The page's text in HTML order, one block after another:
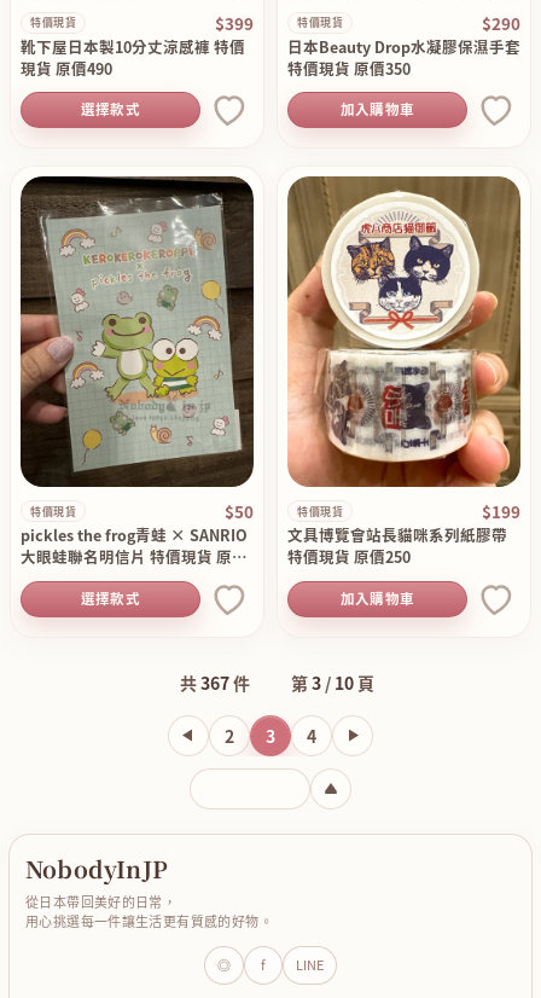
特價現貨 $399
靴下屋日本製10分丈涼感褲 特價
現貨 原價490
選擇款式
特價現貨 $290
日本Beauty Drop水凝膠保濕手套
特價現貨 原價350
加入購物車
特價現貨 $50
pickles the frog青蛙 × SANRIO
大眼蛙聯名明信片 特價現貨 原價
80
選擇款式
特價現貨 $199
文具博覽會站長貓咪系列紙膠帶
特價現貨 原價250
加入購物車
共367件 第3 / 10 頁
2 3 4
輸入頁碼
NobodyInJP
從日本帶回美好的日常，
用心挑選每一件讓生活更有質感的好物。
◎ f LINE